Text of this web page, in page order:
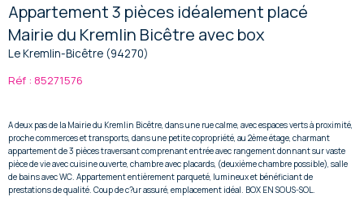
Appartement 3 pièces idéalement placé
Mairie du Kremlin Bicêtre avec box
Le Kremlin-Bicêtre (94270)
Réf : 85271576
A deux pas de la Mairie du Kremlin Bicêtre, dans une rue calme, avec espaces verts à proximité,
proche commerces et transports, dans une petite copropriété, au 2ème étage, charmant
appartement de 3 pièces traversant comprenant entrée avec rangement donnant sur vaste
pièce de vie avec cuisine ouverte, chambre avec placards, (deuxième chambre possible), salle
de bains avec WC. Appartement entièrement parqueté, lumineux et bénéficiant de
prestations de qualité. Coup de c?ur assuré, emplacement idéal. BOX EN SOUS-SOL.